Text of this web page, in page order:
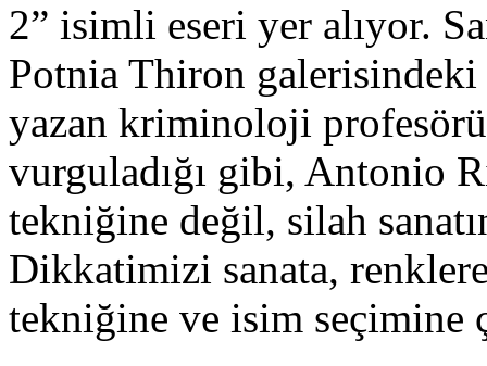
2” isimli eseri yer alıyor.
Potnia Thiron
yazan kriminoloji
vurguladığı gibi, Antonio
tekniğine değil, silah
Dikkatimizi sanata,
tekniğine ve isim seçimine